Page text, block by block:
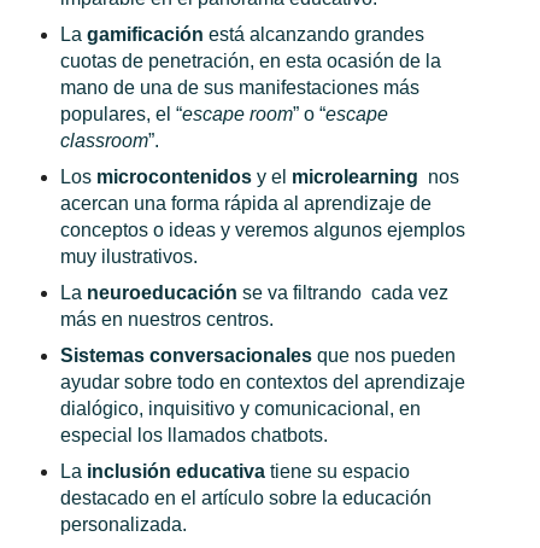
La gamificación está alcanzando grandes
cuotas de penetración, en esta ocasión de la
mano de una de sus manifestaciones más
populares, el “escape room” o “escape
classroom”.
Los microcontenidos y el microlearning nos
acercan una forma rápida al aprendizaje de
conceptos o ideas y veremos algunos ejemplos
muy ilustrativos.
La neuroeducación se va filtrando cada vez
más en nuestros centros.
Sistemas conversacionales que nos pueden
ayudar sobre todo en contextos del aprendizaje
dialógico, inquisitivo y comunicacional, en
especial los llamados chatbots.
La inclusión educativatiene su espacio
destacado en el artículo sobre la educación
personalizada.